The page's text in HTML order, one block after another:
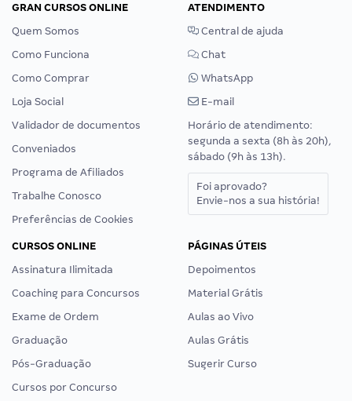
GRAN CURSOS ONLINE
Quem Somos
Como Funciona
Como Comprar
Loja Social
Validador de documentos
Conveniados
Programa de Afiliados
Trabalhe Conosco
Preferências de Cookies
ATENDIMENTO
Central de ajuda
Chat
WhatsApp
E-mail
Horário de atendimento:
segunda a sexta (8h às 20h),
sábado (9h às 13h).
Foi aprovado?
Envie-nos a sua história!
CURSOS ONLINE
Assinatura Ilimitada
Coaching para Concursos
Exame de Ordem
Graduação
Pós-Graduação
Cursos por Concurso
PÁGINAS ÚTEIS
Depoimentos
Material Grátis
Aulas ao Vivo
Aulas Grátis
Sugerir Curso